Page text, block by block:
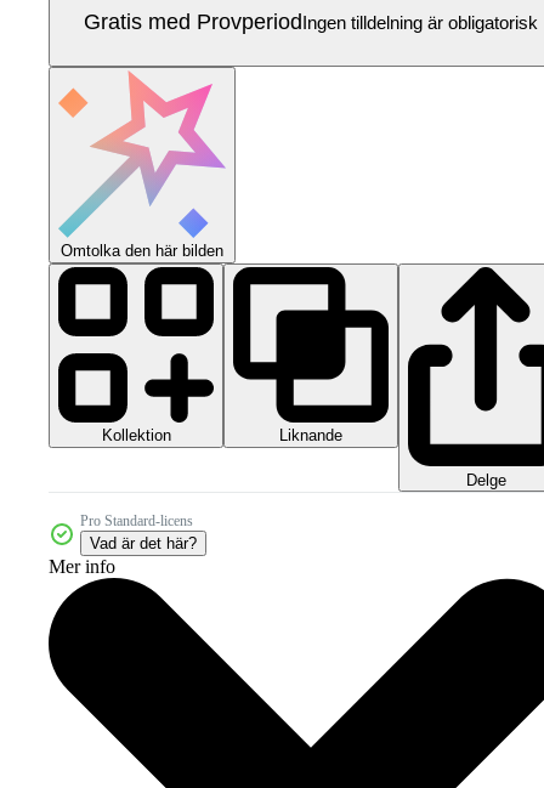
Gratis med ProvperiodIngen tilldelning är obligatorisk
Omtolka den här bilden
Kollektion Liknande
Delge
Pro Standard-licens
Vad är det här?
Mer info